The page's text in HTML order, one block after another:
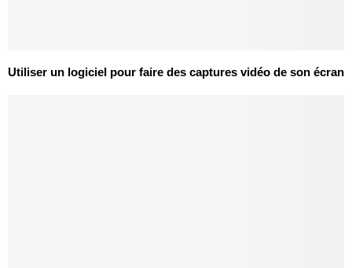
Utiliser un logiciel pour faire des captures vidéo de son écran